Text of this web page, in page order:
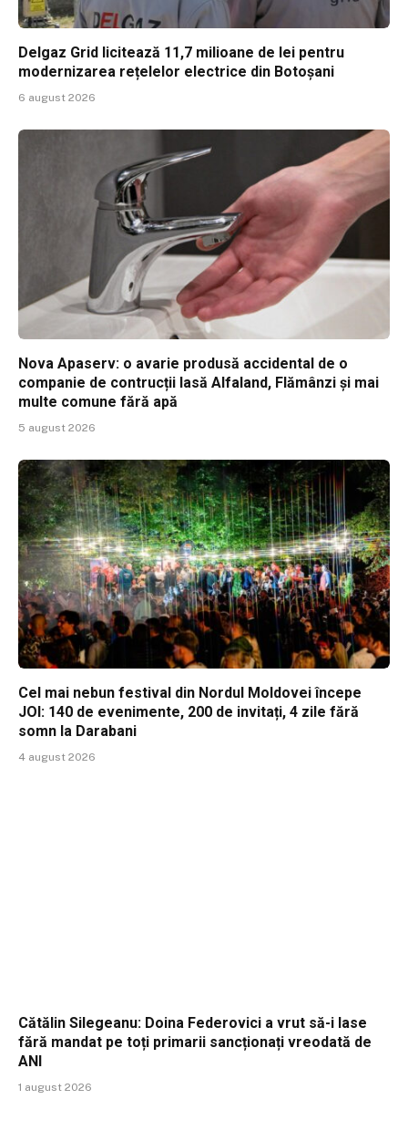
Delgaz Grid licitează 11,7 milioane de lei pentru
modernizarea rețelelor electrice din Botoșani
6 august 2026
Nova Apaserv: o avarie produsă accidental de o
companie de contrucții lasă Alfaland, Flămânzi și mai
multe comune fără apă
5 august 2026
Cel mai nebun festival din Nordul Moldovei începe
JOI: 140 de evenimente, 200 de invitați, 4 zile fără
somn la Darabani
4 august 2026
Cătălin Silegeanu: Doina Federovici a vrut să-i lase
fără mandat pe toți primarii sancționați vreodată de
ANI
1 august 2026